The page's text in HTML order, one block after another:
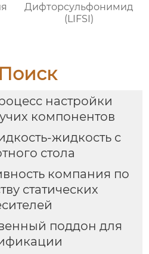
Дифторсульфонимид
(LIFSI)
Поиск
настройки
компонентов
жидкость с
стола
компания по
статических
поддон для